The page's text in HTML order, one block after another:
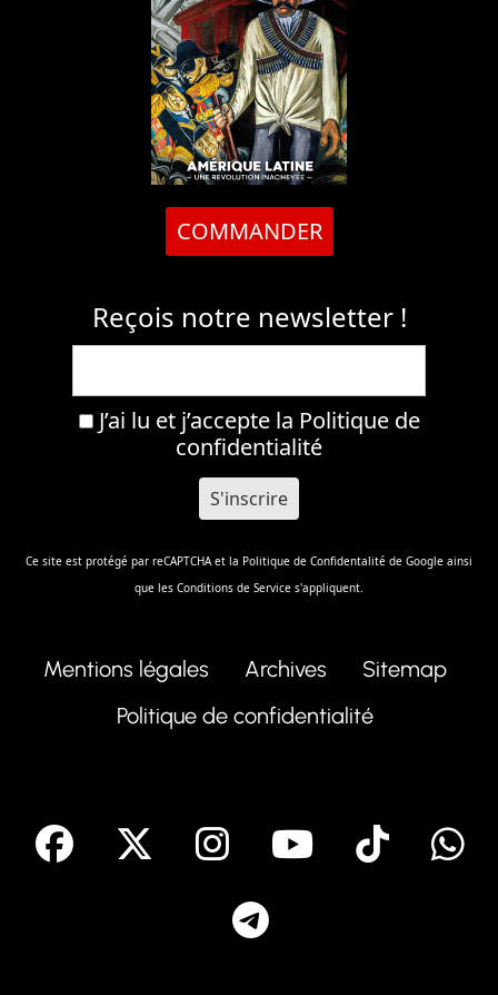
COMMANDER
Reçois notre newsletter !
J’ai lu et j’accepte la Politique de
confidentialité
Ce site est protégé par reCAPTCHA et la Politique de Confidentalité de Google ainsi
que les Conditions de Service s'appliquent.
Mentions légales Archives
Sitemap
Politique de confidentialité
facebook Instagram
Youtube
Tik